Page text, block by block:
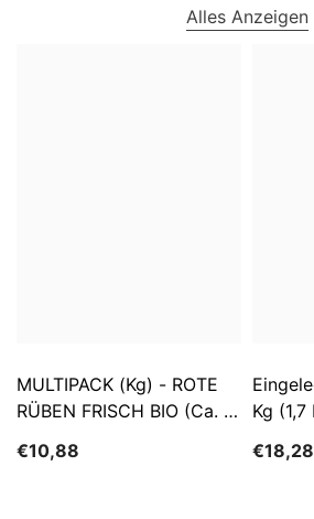
Alles Anzeigen
MULTIPACK (kg) - ROTE
RÜBEN FRISCH BIO (ca. 5
€10,88
Kg
€18,28